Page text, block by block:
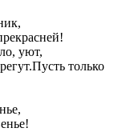
уют,
только